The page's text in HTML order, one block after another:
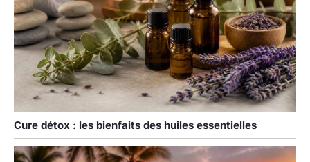
Cure détox : les bienfaits des huiles essentielles